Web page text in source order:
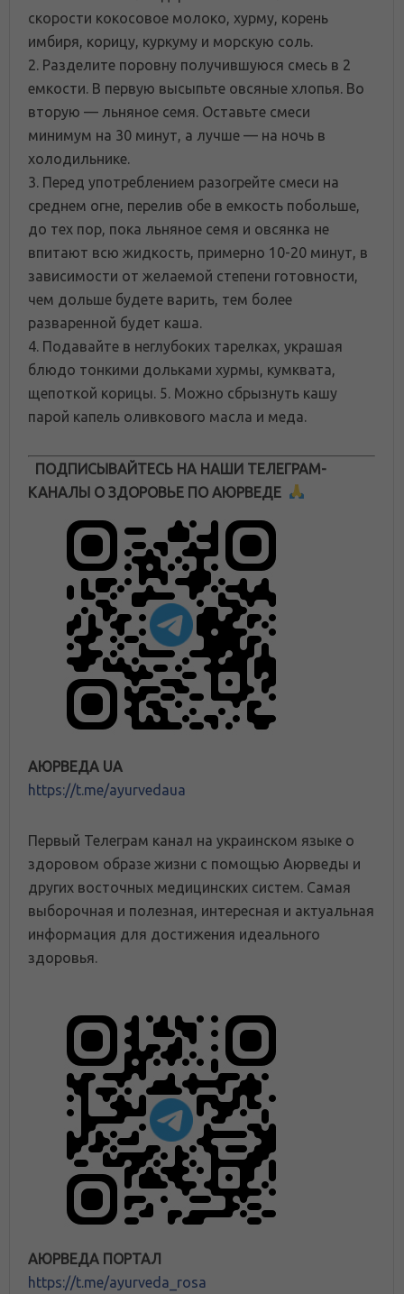
скорости кокосовое молоко, хурму, корень
имбиря, корицу, куркуму и морскую соль.
2. Разделите поровну получившуюся смесь в 2
емкости. В первую высыпьте овсяные хлопья. Во
вторую — льняное семя. Оставьте смеси
минимум на 30 минут, а лучше — на ночь в
холодильнике.
3. Перед употреблением разогрейте смеси на
среднем огне, перелив обе в емкость побольше,
до тех пор, пока льняное семя и овсянка не
впитают всю жидкость, примерно 10-20 минут, в
зависимости от желаемой степени готовности,
чем дольше будете варить, тем более
разваренной будет каша.
4. Подавайте в неглубоких тарелках, украшая
блюдо тонкими дольками хурмы, кумквата,
щепоткой корицы. 5. Можно сбрызнуть кашу
парой капель оливкового масла и меда.
ПОДПИСЫВАЙТЕСЬ НА НАШИ ТЕЛЕГРАМ-
КАНАЛЫ О ЗДОРОВЬЕ ПО АЮРВЕДЕ
АЮРВЕДА UA
https://t.me/ayurvedaua
Первый Телеграм канал на украинском языке о
здоровом образе жизни с помощью Аюрведы и
других восточных медицинских систем. Самая
выборочная и полезная, интересная и актуальная
информация для достижения идеального
здоровья.
АЮРВЕДА ПОРТАЛ
https://t.me/ayurveda_rosa